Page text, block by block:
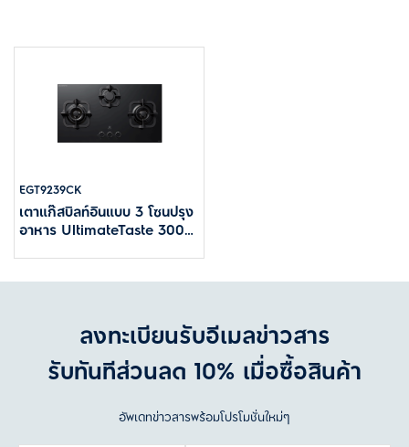
EGT9239CK
เตาแก๊สบิลท์อินแบบ 3 โซนปรุง
อาหาร UltimateTaste 300
ลงทะเบียนรับอีเมลข่าวสาร
รับทันทีส่วนลด 10% เมื่อซื้อสินค้า
อัพเดทข่าวสารพร้อมโปรโมชั่นใหม่ๆ